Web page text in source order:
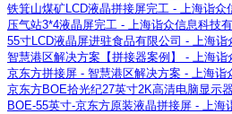
铁箕山煤矿LCD液晶拼接屏完工 - 上海诣众
压气站3*4液晶屏完工 - 上海诣众信息科技
55寸LCD液晶屏进驻食品有限公司 - 上海诣
智慧港区解决方案【拼接器案例】 - 上海诣
京东方拼接屏 - 智慧港区解决方案 - 上海诣
京东方BOE拾光纪27英寸2K高清电脑显示
BOE-55英寸-京东方原装液晶拼接屏 - 上海